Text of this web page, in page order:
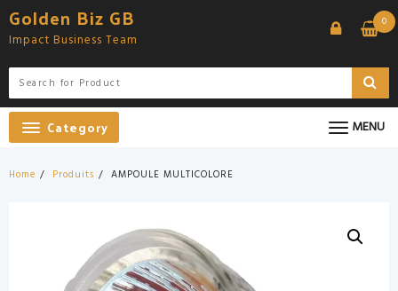
Skip
to
content
Golden Biz GB
Impact Business Team
0
Category MENU
Home Produits AMPOULE MULTICOLORE